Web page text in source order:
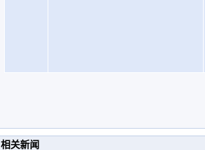
相关新闻